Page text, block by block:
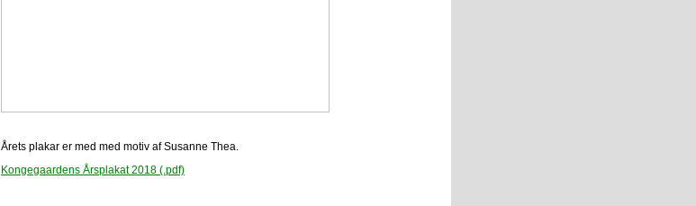
Årets plakar er med med motiv af Susanne Thea.
Kongegaardens Årsplakat 2018 (.pdf)